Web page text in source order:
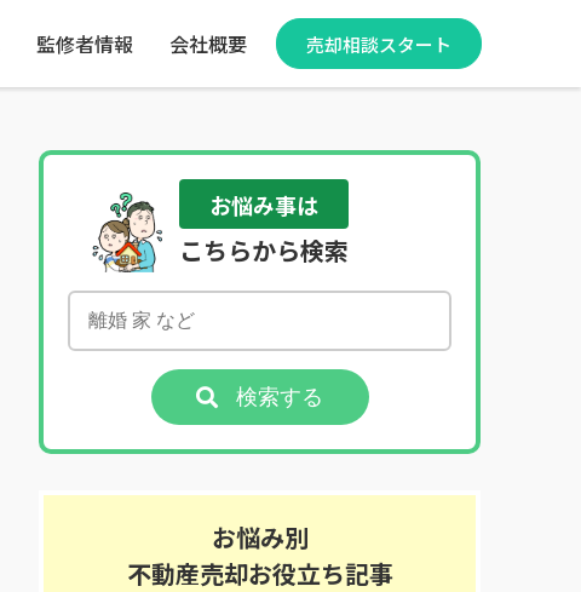
監修者情報 会社概要 売却相談スタート
お悩み事は
こちらから検索
検索する
お悩み別
不動産売却お役立ち記事